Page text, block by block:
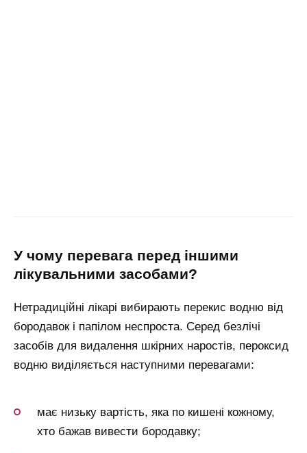
у чому перевага перед іншими
лікувальними засобами?
Нетрадиційні лікарі вибирають перекис водню від
бородавок і папілом неспроста. Серед безлічі
засобів для видалення шкірних наростів, пероксид
водню виділяється наступними перевагами:
має низьку вартість, яка по кишені кожному,
хто бажав вивести бородавку;